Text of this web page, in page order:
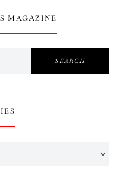
MAGAZINE
SEARCH